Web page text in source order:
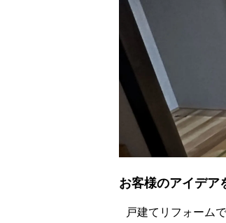
お客様のアイデア
戸建てリフォーム